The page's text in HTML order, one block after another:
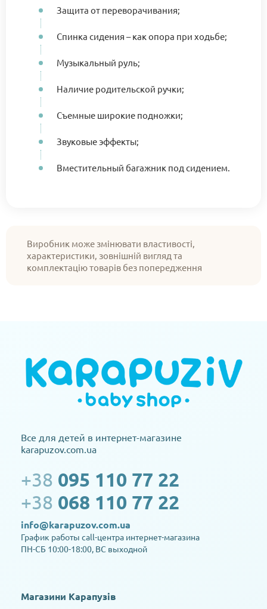
Защита от переворачивания;
Спинка сидения – как опора при ходьбе;
Музыкальный руль;
Наличие родительской ручки;
Съемные широкие подножки;
Звуковые эффекты;
Вместительный багажник под сидением.
Виробник може змінювати властивості,
характеристики, зовнішній вигляд та
комплектацію товарів без попередження
Все для детей в интернет-магазине
karapuzov.com.ua
+38 095 110 77 22
+38 068 110 77 22
info@karapuzov.com.ua
График работы call-центра интернет-магазина
ПН-СБ 10:00-18:00, ВС выходной
Магазини Карапузів